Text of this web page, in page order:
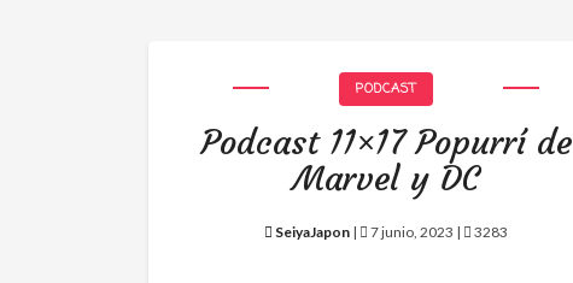
PODCAST
Podcast 11×17 Popurrí de
Marvel y DC
SeiyaJapon | 7 junio, 2023 | 3283